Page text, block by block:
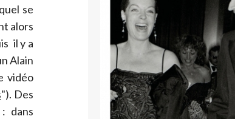
se
alors
il y a
Alain
vidéo
"). Des
dans